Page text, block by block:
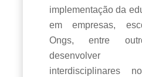
implementação da
em empresas,
Ongs, entre
interdisciplinares